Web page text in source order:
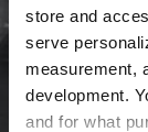
store and
serve
measurement,
development.
and for what